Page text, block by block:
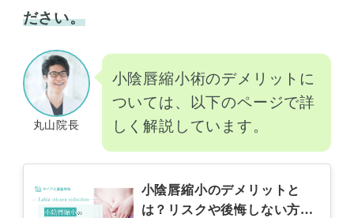
ださい。
丸山院長
小陰唇縮小術のデメリットに
ついては、以下のページで詳
しく解説しています。
小陰唇縮小のデメリットと
は？リスクや後悔しない方法